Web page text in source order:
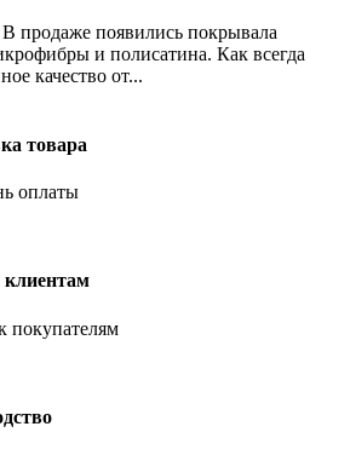
продаже появились покрывала
и полисатина. Как всегда
качество от...
товара
оплаты
покупателям